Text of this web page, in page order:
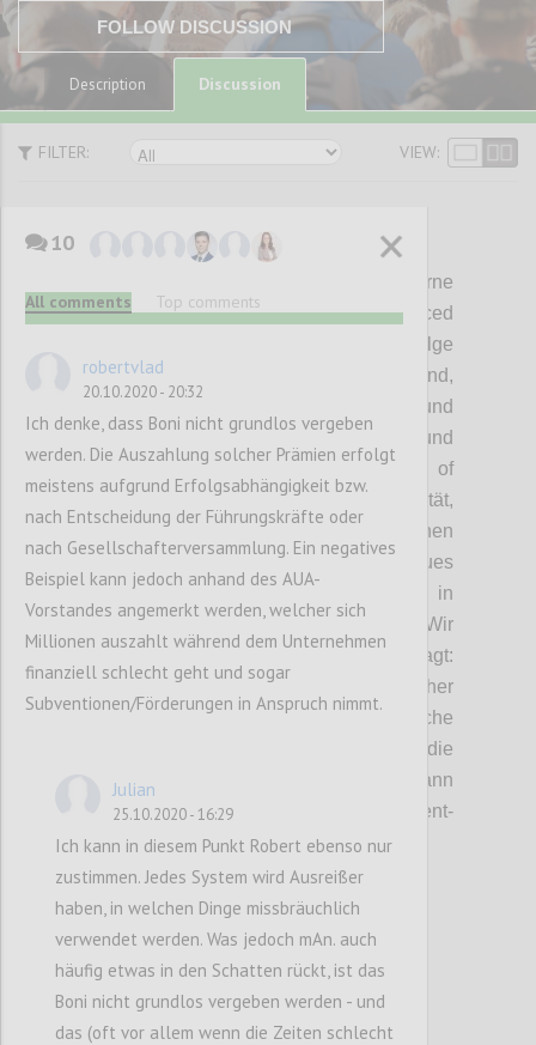
FOLLOW DISCUSSION
Description Discussion
FILTER: VIEW:
P1
Moderne
Managementsysteme wie z.B die Balanced
Scorecard und Bonussysteme, die auf Erfolge
in ein bis
zwei Jahren ausgelegt sind,
begünstigen kurzfristiges Denken und
zerstören langfristige Lösungen und
Innovation. Das Postulat der
Economy of
Scales fördert zudem Quantität vor Qualität,
was Staaten
wie China kurzfristig gewinnen
lässt. Ist es an der Zeit, ein völlig neues
Verständnis dafür, wie wir Wert in
Unternehmen bemessen, zu
Wir
haben uns in dieser Diskussion daher gefragt:
Was bedeutet Unternehmenserfolg? Welcher
Logik folgen daher Bonussysteme und welche
die
Ausgestaltung dieser Systeme? Wie
kann
langfristiges Denken in Management-
Bonussysteme implementiert werden?
10
All comments Top comments
robertvlad
20.10.2020 - 20:32
Ich denke, dass Boni nicht grundlos vergeben
werden. Die Auszahlung solcher Prämien erfolgt
meistens aufgrund Erfolgsabhängigkeit bzw.
nach Entscheidung der Führungskräfte oder
nach Gesellschafterversammlung. Ein negatives
Beispiel kann jedoch anhand des AUA-
Vorstandes angemerkt werden, welcher sich
Millionen auszahlt während dem Unternehmen
finanziell schlecht geht und sogar
Subventionen/Förderungen in Anspruch nimmt.
Julian
25.10.2020 - 16:29
Ich kann in diesem Punkt Robert ebenso nur
zustimmen. Jedes System wird Ausreißer
haben, in welchen Dinge missbräuchlich
verwendet werden. Was jedoch mAn. auch
häufig etwas in den Schatten rückt, ist das
Boni nicht grundlos vergeben werden - und
das (oft vor allem wenn die Zeiten schlecht